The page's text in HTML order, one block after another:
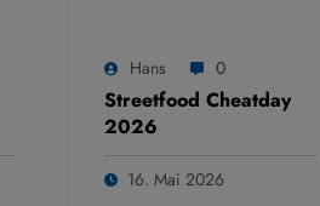
Hans 0
Streetfood Cheatday
2026
16. Mai 2026